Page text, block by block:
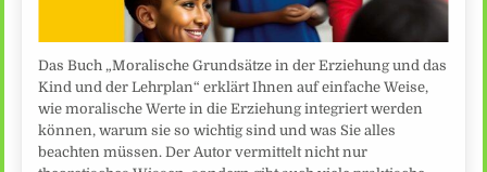
Das Buch „Moralische Grundsätze in der Erziehung und das
Kind und der Lehrplan“ erklärt Ihnen auf einfache Weise,
wie moralische Werte in die Erziehung integriert werden
können, warum sie so wichtig sind und was Sie alles
beachten müssen. Der Autor vermittelt nicht nur